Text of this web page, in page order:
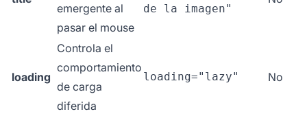
emergente al
pasar el mouse
de la imagen"
loading
Controla el
comportamiento
de carga
diferida
loading="lazy" No